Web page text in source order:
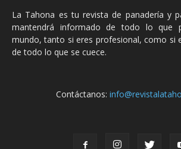
La Tahona es tu revista de panadería y
mantendrá informado de todo lo que
mundo, tanto si eres profesional, como si
de todo lo que se cuece.
Contáctanos: